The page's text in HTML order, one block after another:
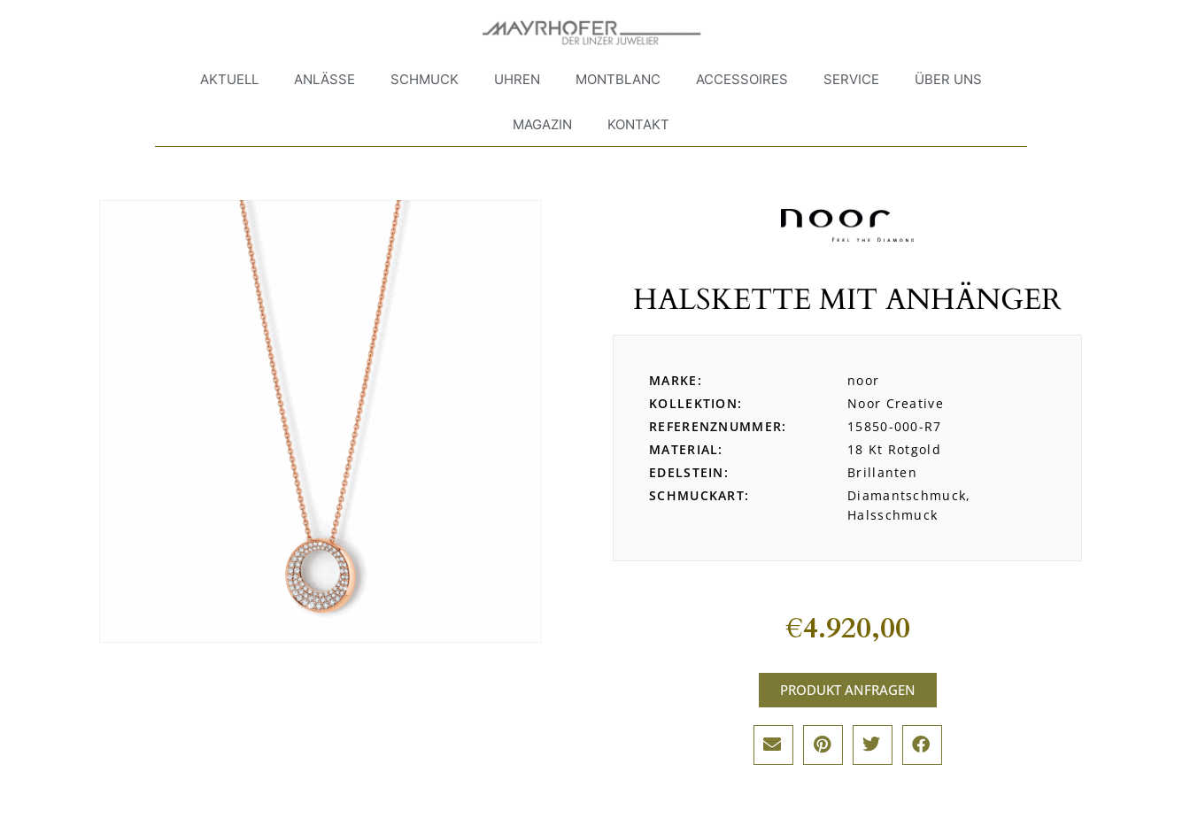
AKTUELL ANLÄSSE SCHMUCK UHREN MONTBLANC ACCESSOIRES SERVICE ÜBER UNS
MAGAZIN KONTAKT
HALSKETTE MIT ANHÄNGER
MARKE
noor
KOLLEKTION
Noor Creative
REFERENZNUMMER
15850-000-R7
MATERIAL
18 Kt Rotgold
EDELSTEIN
Brillanten
SCHMUCKART
Diamantschmuck,
Halsschmuck
€4.920,00
PRODUKT ANFRAGEN